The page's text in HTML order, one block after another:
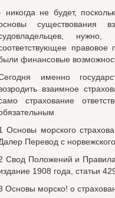
никогда не будет,
существования
финансовые
именно
взаимное
страхование
Основы морского
Перевод с
Свод Положений и
1908 года, статьи
Основы морско! о